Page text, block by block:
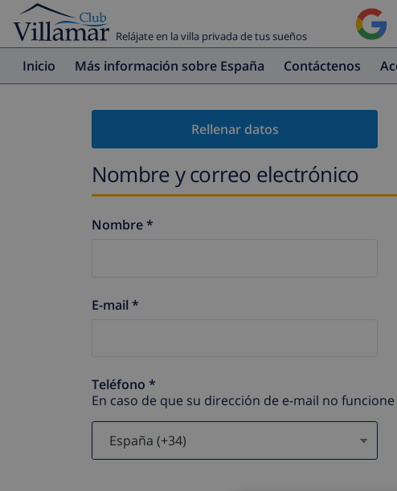
Relájate en la villa privada de tus sueños
Inicio Más información sobre España Contáctenos
Rellenar datos
Nombre y correo electrónico
Nombre *
E-mail *
Teléfono *
En caso de que su dirección de e-mail no